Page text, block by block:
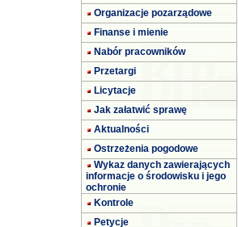
Organizacje pozarządowe
Finanse i mienie
Nabór pracowników
Przetargi
Licytacje
Jak załatwić sprawę
Aktualności
Ostrzeżenia pogodowe
Wykaz danych zawierających
informacje o środowisku i jego
ochronie
Kontrole
Petycje